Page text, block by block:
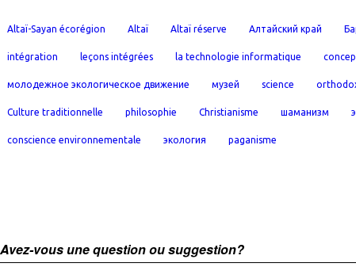
Altaï-Sayan écorégion Altaï Altaï réserve Алтайский край
intégration leçons intégrées la technologie informatique
молодежное экологическое движение музей science
Culture traditionnelle philosophie Christianisme шаманизм
conscience environnementale экология paganisme
Avez-vous une question ou suggestion?